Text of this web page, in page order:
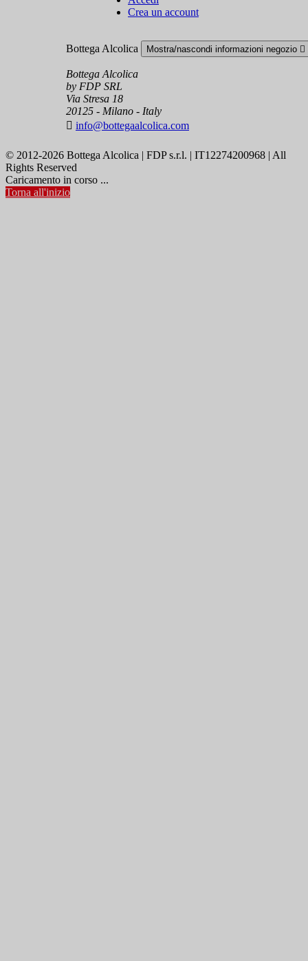
Crea un account
Bottega Alcolica Mostra/nascondi informazioni negozio 
Bottega Alcolica
by FDP SRL
Via Stresa 18
20125 - Milano - Italy
 info@bottegaalcolica.com
© 2012-2026 Bottega Alcolica | FDP s.r.l. | IT12274200968 | All
Rights Reserved
Caricamento in corso ...
Torna all'inizio